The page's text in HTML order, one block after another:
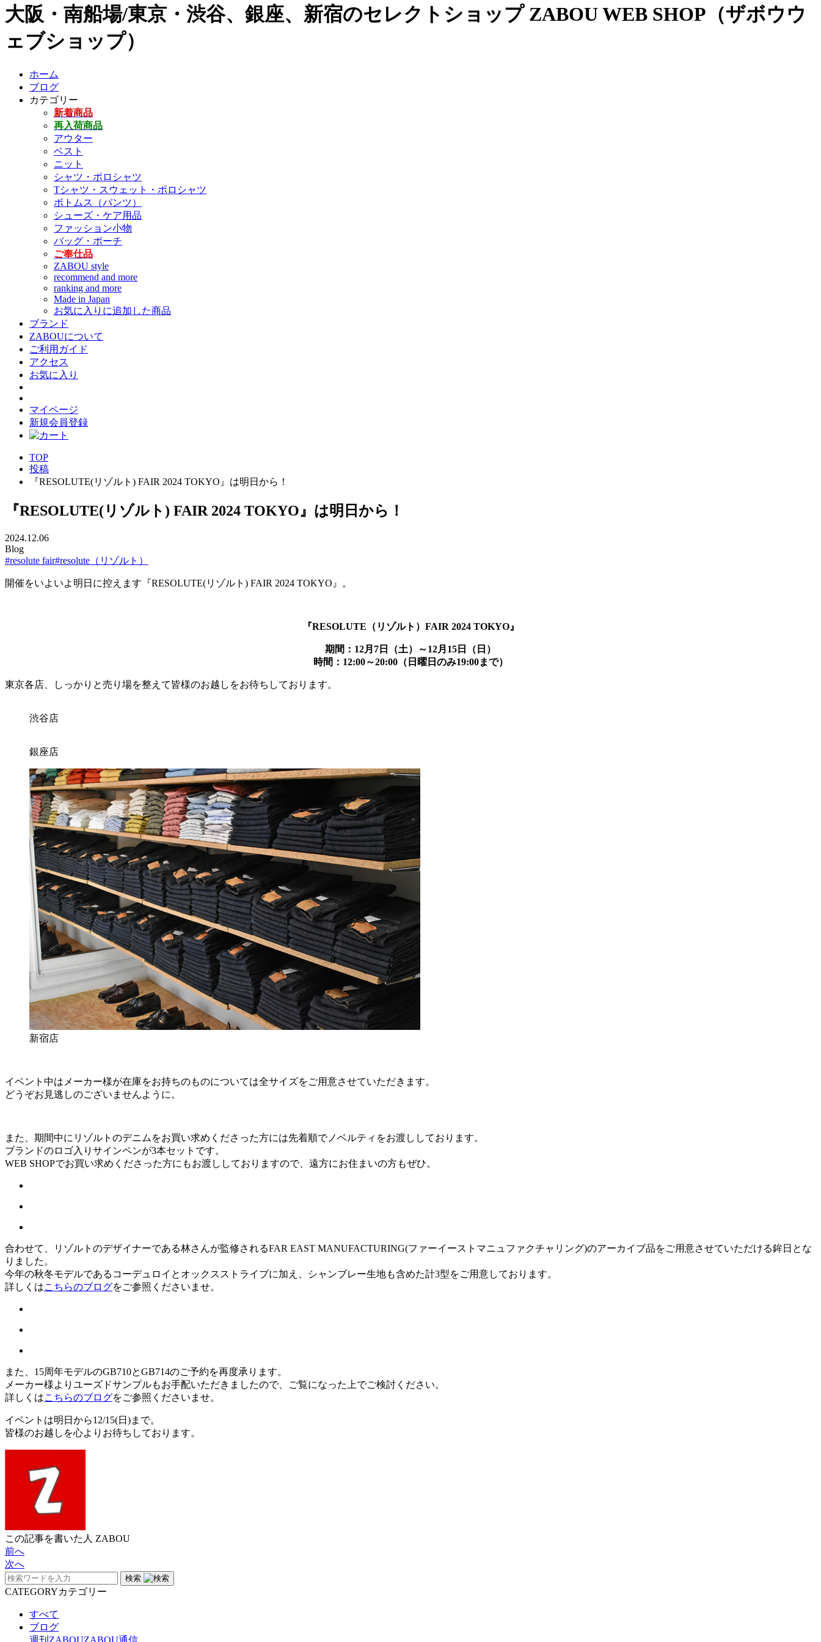
大阪・南船場/東京・渋谷、銀座、新宿のセレクトショップ ZABOU WEB SHOP（ザボウウ
ェブショップ）
ホーム
ブログ
カテゴリー
新着商品
再入荷商品
アウター
ベスト
ニット
シャツ・ポロシャツ
Tシャツ・スウェット・ポロシャツ
ボトムス（パンツ）
シューズ・ケア用品
ファッション小物
バッグ・ポーチ
ご奉仕品
ZABOU style
recommend and more
ranking and more
Made in Japan
お気に入りに追加した商品
ブランド
ZABOUについて
ご利用ガイド
アクセス
お気に入り
マイページ
新規会員登録
TOP
投稿
『RESOLUTE(リゾルト) FAIR 2024 TOKYO』は明日から！
『RESOLUTE(リゾルト) FAIR 2024 TOKYO』は明日から！
2024.12.06
Blog
#resolute fair#resolute（リゾルト）
開催をいよいよ明日に控えます『RESOLUTE(リゾルト) FAIR 2024 TOKYO』。
『RESOLUTE（リゾルト）FAIR 2024 TOKYO』
期間：12月7日（土）～12月15日（日）
時間：12:00～20:00（日曜日のみ19:00まで）
東京各店、しっかりと売り場を整えて皆様のお越しをお待ちしております。
渋谷店
銀座店
新宿店
イベント中はメーカー様が在庫をお持ちのものについては全サイズをご用意させていただきます。
どうぞお見逃しのございませんように。
また、期間中にリゾルトのデニムをお買い求めくださった方には先着順でノベルティをお渡ししております。
ブランドのロゴ入りサインペンが3本セットです。
WEB SHOPでお買い求めくださった方にもお渡ししておりますので、遠方にお住まいの方もぜひ。
合わせて、リゾルトのデザイナーである林さんが監修されるFAR EAST MANUFACTURING(ファーイーストマニュファクチャリング)のアーカイブ品をご用意させていただける鉾日とな
りました。
今年の秋冬モデルであるコーデュロイとオックスストライブに加え、シャンブレー生地も含めた計3型をご用意しております。
詳しくはこちらのブログをご参照くださいませ。
また、15周年モデルのGB710とGB714のご予約を再度承ります。
メーカー様よりユーズドサンプルもお手配いただきましたので、ご覧になった上でご検討ください。
詳しくはこちらのブログをご参照くださいませ。
イベントは明日から12/15(日)まで。
皆様のお越しを心よりお待ちしております。
この記事を書いた人 ZABOU
前へ
次へ
検索
CATEGORYカテゴリー
すべて
ブログ
週刊ZABOUZABOU通信